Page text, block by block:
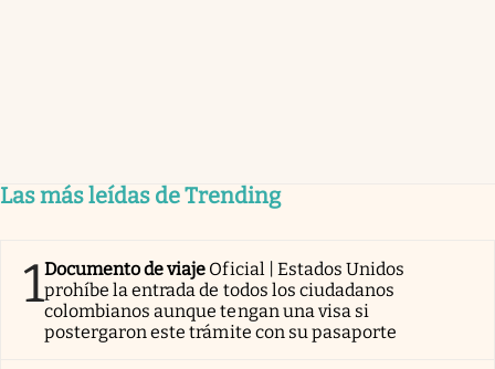
Las más leídas de Trending
1Documento de viaje Oficial | Estados Unidos
prohíbe la entrada de todos los ciudadanos
colombianos aunque tengan una visa si
postergaron este trámite con su pasaporte